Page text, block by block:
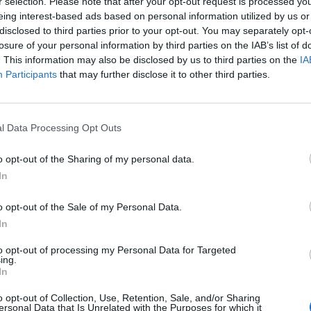
interest-based ads based on personal information utilized by us
to third parties prior to your opt-out. You may separately
of your personal information by third parties on the IAB’s list of
This information may also be disclosed by us to third parties on the
Participants that may further disclose it to other third parties.
Data Processing Opt Outs
opt-out of the Sharing of my personal data.
opt-out of the Sale of my Personal Data.
opt-out of processing my Personal Data for Targeted
opt-out of Collection, Use, Retention, Sale, and/or Sharing
Data that Is Unrelated with the Purposes for which it
számodra új világ.
ez egy jó kapcsolat, akkor tenni fogsz érte. Ha a
Már nem halogatsz, nem húzod az időt,
Ekkor fogod érezni, hogy segítségedre
ne akard átúszni a Balatont, amikor még a
Minden a türelmeden és a kitartásodon múlik.
be. Ha a vonzás annyira egyszerű lenne, vajon ki
poklok pokla közt szenvedni?
kell állnod és el kell indulnod. Ha eljött az időd,
Addig meg küzd, és higgy magadban! Kiben
ismersz?